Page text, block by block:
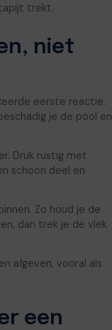
trekt.
niet
eerste reactie.
je de pool en
Druk rustig met
schoon deel en
Zo houd je de
dan trek je de vlek
afgeven, vooral als
een